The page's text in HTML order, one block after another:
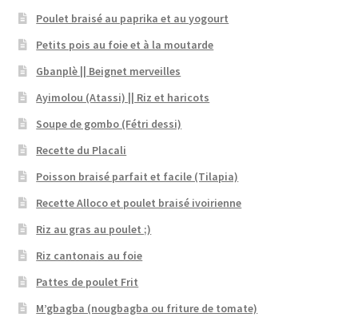
Poulet braisé au paprika et au yogourt
Petits pois au foie et à la moutarde
Gbanplè || Beignet merveilles
Ayimolou (Atassi) || Riz et haricots
Soupe de gombo (Fétri dessi)
Recette du Placali
Poisson braisé parfait et facile (Tilapia)
Recette Alloco et poulet braisé ivoirienne
Riz au gras au poulet ;)
Riz cantonais au foie
Pattes de poulet Frit
M’gbagba (nougbagba ou friture de tomate)